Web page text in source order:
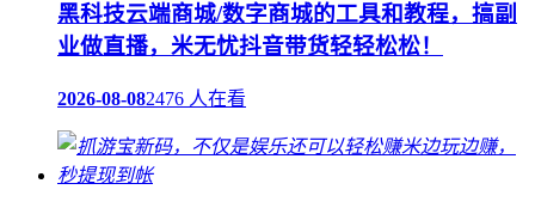
黑科技云端商城/数字商城的工具和教程，搞副
业做直播，米无忧抖音带货轻轻松松！
2026-08-082476 人在看